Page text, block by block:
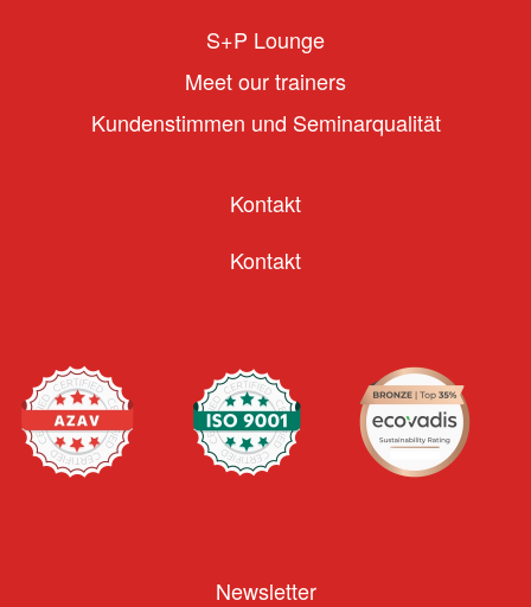
S+P Lounge
Meet our trainers
Kundenstimmen und Seminarqualität
Kontakt
Kontakt
Newsletter